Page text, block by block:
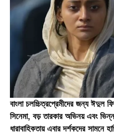
বাংলা চলচ্চিত্রপ্রেমীদের জন্য ঈদুল
সিনেমা, বড় তারকার অভিনয় এবং
ধারাবাহিকতায় এবার দর্শকদের সামনে